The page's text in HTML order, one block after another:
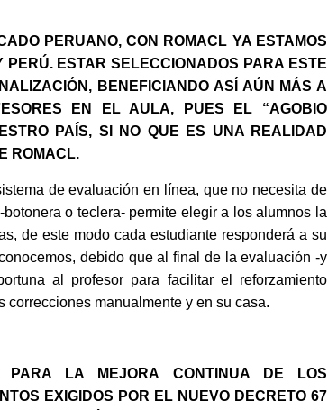
PERUANO, CON ROMACL YA ESTAMOS
ESTAR SELECCIONADOS PARA ESTE
BENEFICIANDO ASÍ AÚN MÁS A
EN EL AULA, PUES EL “AGOBIO
PAÍS, SI NO QUE ES UNA REALIDAD
ROMACL.
de evaluación en línea, que no necesita de
o teclera- permite elegir a los alumnos la
de este modo cada estudiante responderá a su
debido que al final de la evaluación -y
al profesor para facilitar el reforzamiento
correcciones manualmente y en su casa.
PARA LA MEJORA CONTINUA DE LOS
EXIGIDOS POR EL NUEVO DECRETO 67